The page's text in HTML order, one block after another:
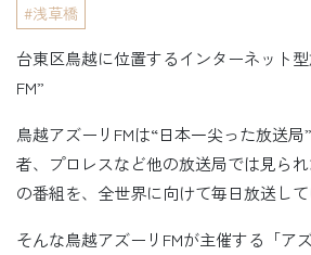
浅草橋
台東区鳥越に位置するインターネット
FM”
鳥越アズーリFMは“日本一尖った放送
者、プロレスなど他の放送局では見ら
の番組を、全世界に向けて毎日放送して
そんな鳥越アズーリFMが主催する「ア